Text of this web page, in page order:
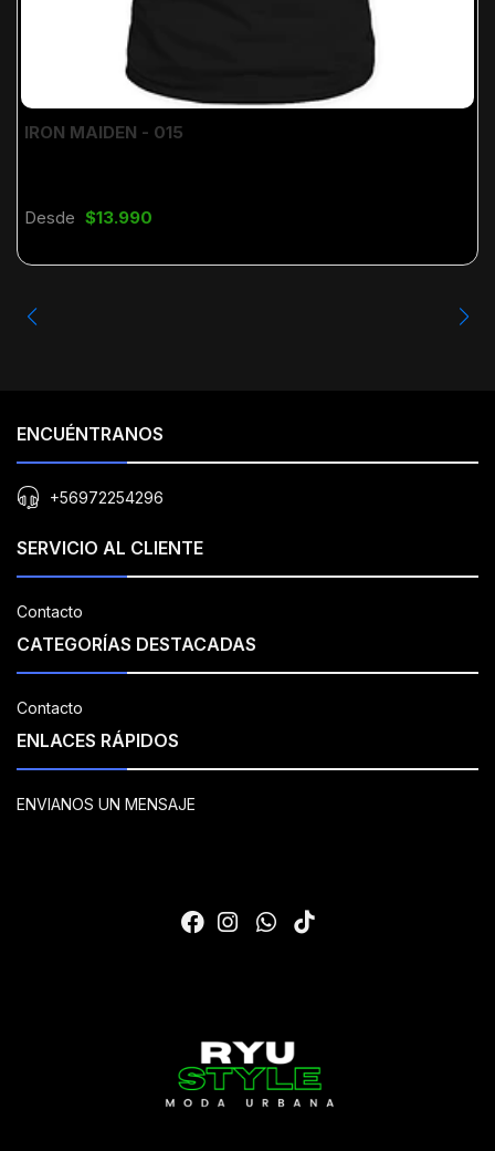
IRON MAIDEN - 015
Desde $13.990
ENCUÉNTRANOS
+56972254296
SERVICIO AL CLIENTE
Contacto
CATEGORÍAS DESTACADAS
Contacto
ENLACES RÁPIDOS
ENVIANOS UN MENSAJE